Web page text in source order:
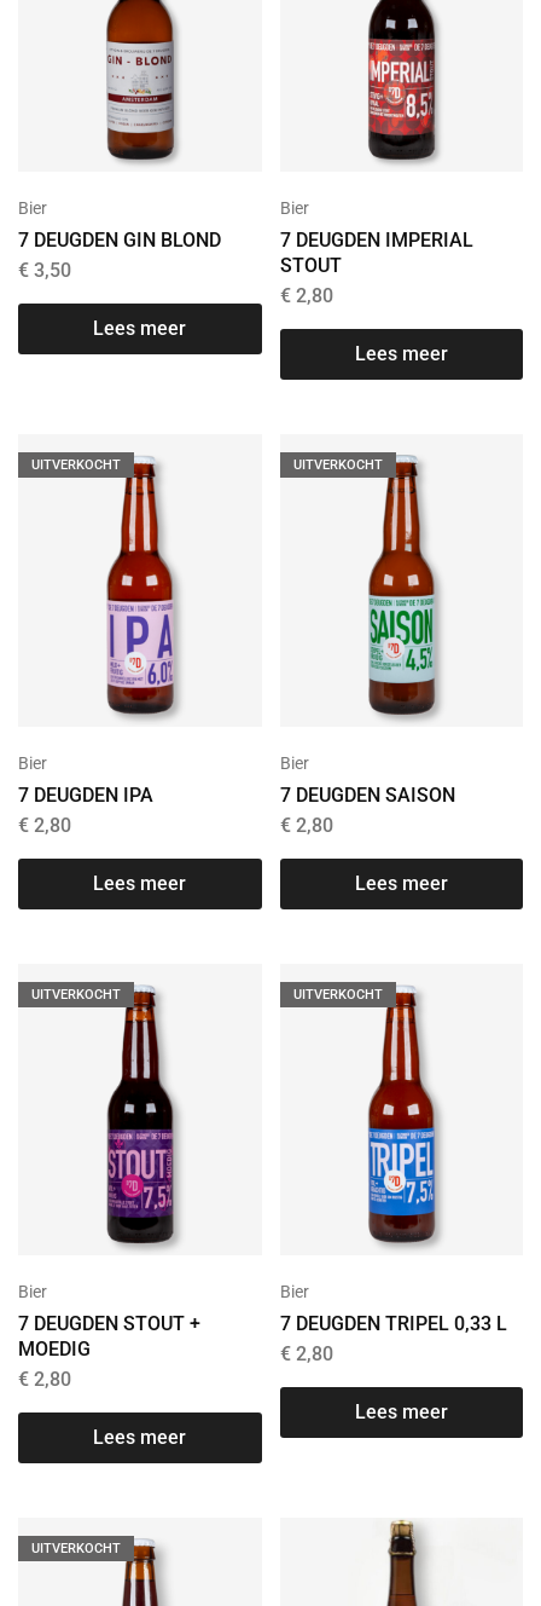
Bier
7 DEUGDEN GIN BLOND
€ 3,50
Lees meer
Bier
7 DEUGDEN IMPERIAL
STOUT
€2,80
Lees meer
UITVERKOCHT
Bier
7 DEUGDEN IPA
€ 2,80
Lees meer
UITVERKOCHT
Bier
7 DEUGDEN SAISON
€2,80
Lees meer
UITVERKOCHT
Bier
7 DEUGDEN STOUT +
MOEDIG
€ 2,80
Lees meer
UITVERKOCHT
Bier
7 DEUGDEN TRIPEL 0,33 L
€2,80
Lees meer
UITVERKOCHT